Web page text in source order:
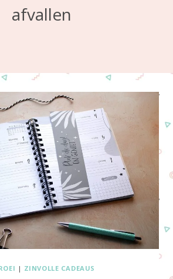
afvallen
| ZINVOLLE CADEAUS